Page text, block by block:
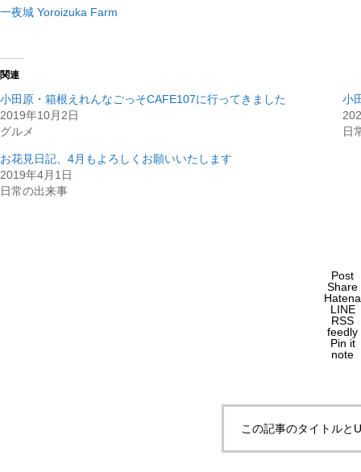
一夜城 Yoroizuka Farm
関連
小田原・箱根えれんなごっそCAFE107に行ってきました
2019年10月2日
グルメ
小
日
お花見日記、4月もよろしくお願いいたします
2019年4月1日
日常の出来事
Post
Share
Hatena
LINE
RSS
feedly
Pin it
note
この記事のタイトルと